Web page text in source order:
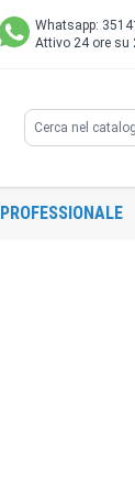
Whatsapp:
Attivo 24 ore su
PROFESSIONALE